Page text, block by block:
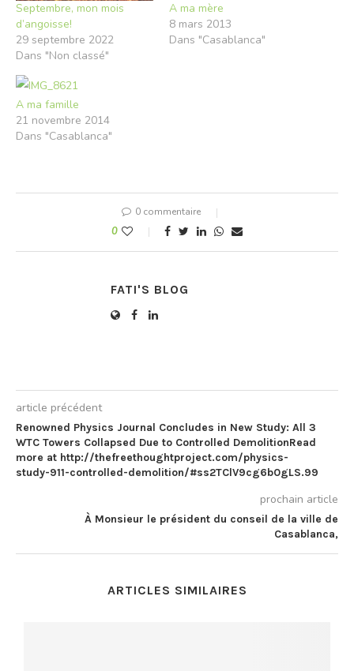
Septembre, mon mois
d’angoisse!
29 septembre 2022
Dans "Non classé"
A ma mère
8 mars 2013
Dans "Casablanca"
A ma famille
21 novembre 2014
Dans "Casablanca"
0 commentaire
0
FATI'S BLOG
article précédent
Renowned Physics Journal Concludes in New Study: All 3
WTC Towers Collapsed Due to Controlled DemolitionRead
more at http://thefreethoughtproject.com/physics-
study-911-controlled-demolition/#ss2TClV9cg6b0gLS.99
prochain article
À Monsieur le président du conseil de la ville de
Casablanca,
ARTICLES SIMILAIRES